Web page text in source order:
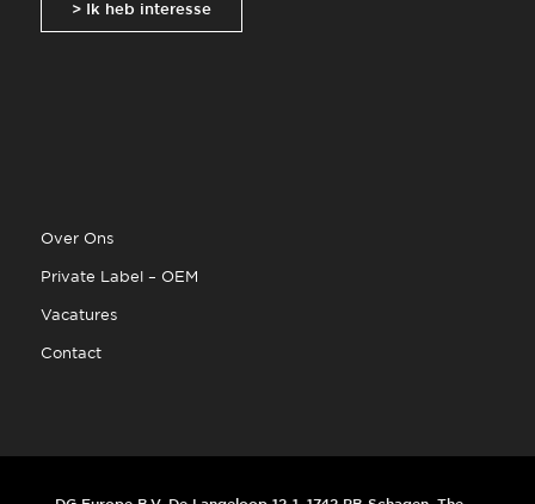
> Ik heb interesse
Over Ons
Private Label – OEM
Vacatures
Contact